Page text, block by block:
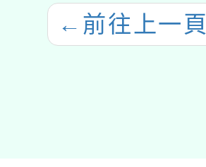
← 前往上一頁